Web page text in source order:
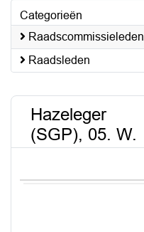
Categorieën
Raadscommissieleden
Raadsleden
Hazeleger
(SGP), 05. W.